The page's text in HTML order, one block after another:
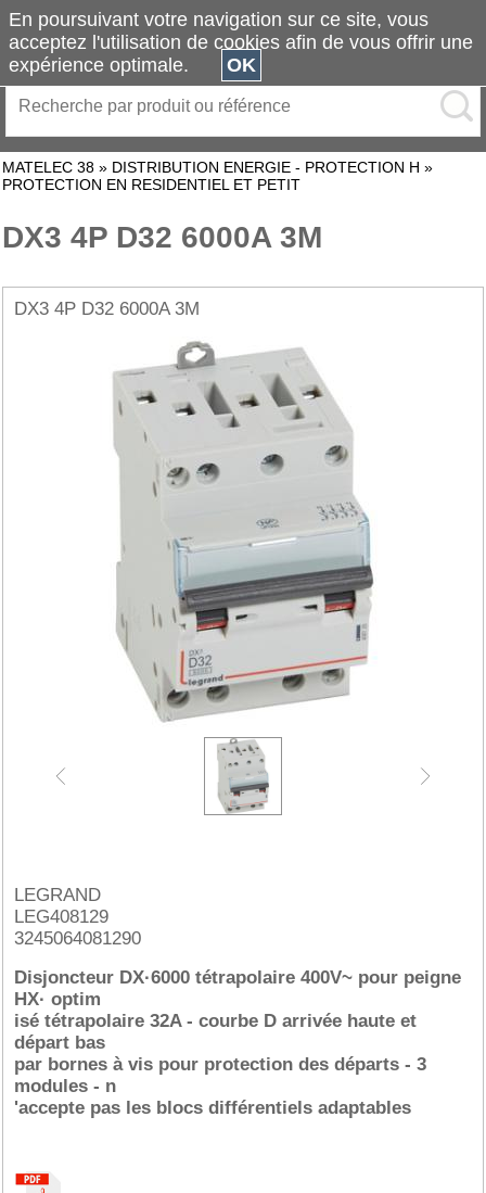
MATELEC 38 » DISTRIBUTION ENERGIE - PROTECTION H »
PROTECTION EN RESIDENTIEL ET PETIT
DX3 4P D32 6000A 3M
DX3 4P D32 6000A 3M
LEGRAND
LEG408129
3245064081290
Disjoncteur DX·6000 tétrapolaire 400V~ pour peigne
HX· optim
isé tétrapolaire 32A - courbe D arrivée haute et
départ bas
par bornes à vis pour protection des départs - 3
modules - n
'accepte pas les blocs différentiels adaptables
En poursuivant votre navigation sur ce site, vous
acceptez l'utilisation de cookies afin de vous offrir une
expérience optimale.
OK